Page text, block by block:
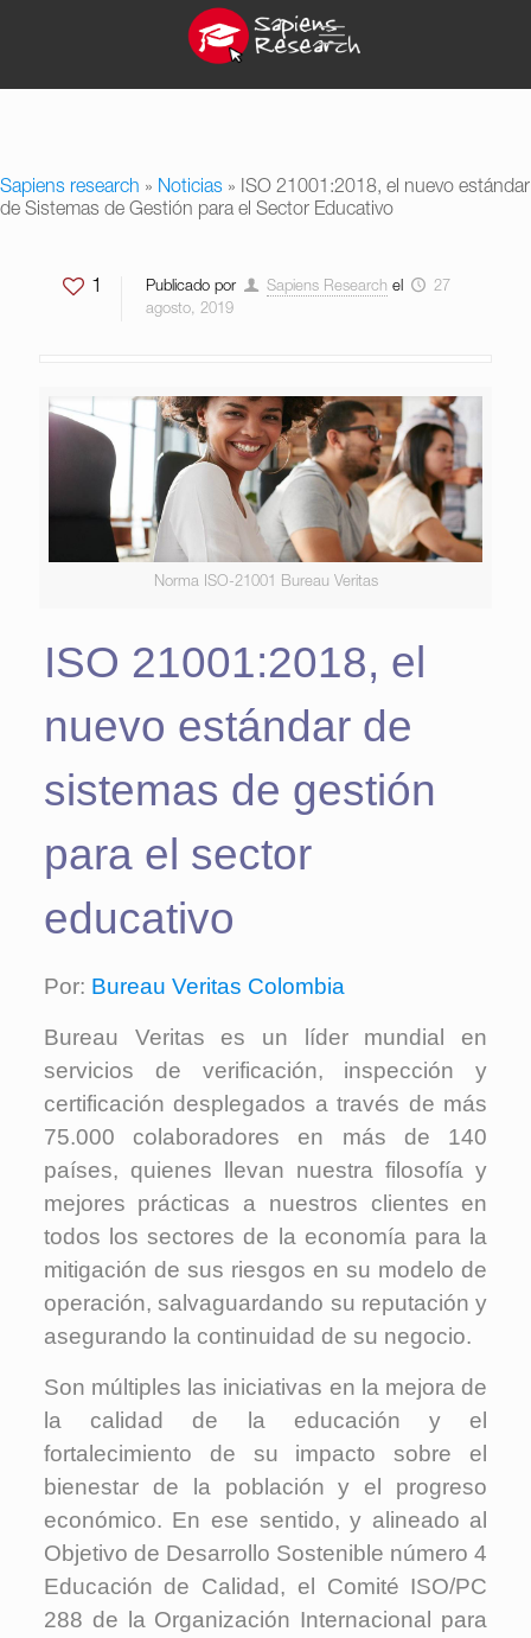
Sapiens research » Noticias » ISO 21001:2018, el nuevo estándar
de Sistemas de Gestión para el Sector Educativo
1 Publicado por Sapiens Research el
27
agosto, 2019
Norma ISO-21001 Bureau Veritas
ISO 21001:2018, el
nuevo estándar de
sistemas de gestión
para el sector
educativo
Por: Bureau Veritas Colombia
Bureau Veritas es un líder mundial en
servicios de verificación, inspección y
certificación desplegados a través de más
75.000 colaboradores en más de 140
países, quienes llevan nuestra filosofía y
mejores prácticas a nuestros clientes en
todos los sectores de la economía para la
mitigación de sus riesgos en su modelo de
operación, salvaguardando su reputación y
asegurando la continuidad de su negocio.
Son múltiples las iniciativas en la mejora de
la calidad de la educación y el
fortalecimiento de su impacto sobre el
bienestar de la población y el progreso
económico. En ese sentido, y alineado al
Objetivo de Desarrollo Sostenible número 4
Educación de Calidad, el Comité ISO/PC
288 de la Organización Internacional para